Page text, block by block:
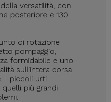
versatilità, con
posteriore e 130
di rotazione
pompaggio,
formidabile e uno
sull'intera corsa
I piccoli urti
più grandi